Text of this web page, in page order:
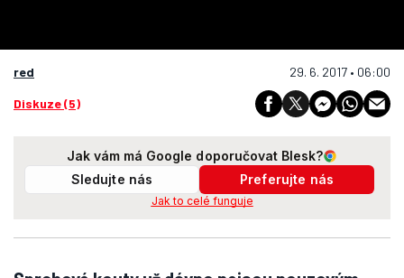
red 29. 6. 2017 • 06:00
Diskuze (5)
Jak vám má Google doporučovat Blesk?
Sledujte nás
Preferujte nás
Jak to celé funguje